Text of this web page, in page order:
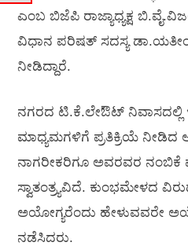
ಎಂಬ ಬಿಜೆಪಿ ರಾಜ್ಯಾಧ್ಯಕ್ಷ
ವಿಧಾನ ಪರಿಷತ್‌ ಸದಸ್ಯ
ನೀಡಿದ್ದಾರೆ.
ನಗರದ ಟಿ.ಕೆ.ಲೇಔಟ್‌ ನಿವಾಸದಲ್ಲಿ
ಮಾಧ್ಯಮಗಳಿಗೆ ಪ್ರತಿಕ್ರಿಯೆ ನೀಡಿದ
ನಾಗರೀಕರಿಗೂ ಅವರವರ ನಂಬಿಕೆ
ಸ್ವಾತಂತ್ರ್ಯವಿದೆ. ಕುಂಭಮೇಳದ
ಅಯೋಗ್ಯರೆಂದು ಹೇಳುವವರೇ
ನಡೆಸಿದರು.